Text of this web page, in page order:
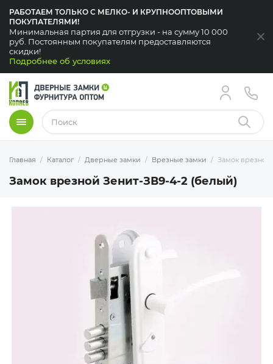
РАБОТАЕМ ТОЛЬКО С МЕЛКО- И КРУПНООПТОВЫМИ
ПОКУПАТЕЛЯМИ!
Минимальная партия для отгрузки - на сумму 10 000
руб. Постоянным покупателям предоставляются
скидки!
Подробнее об условиях
Меню Найти
Главная Каталог Дверные замки Врезные замки Замок
Замок врезной Зенит-ЗВ9-4-2 (белый)